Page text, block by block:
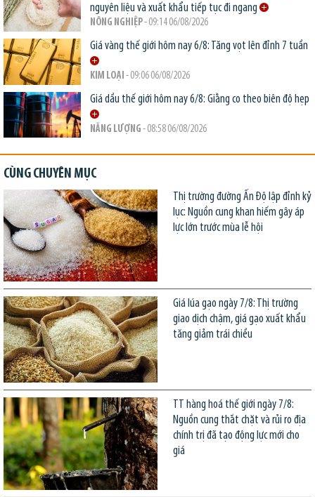
nguyên liệu và xuất khẩu tiếp tục đi ngang
NÔNG NGHIỆP- 09:14 06/08/2026
Giá vàng thế giới hôm nay 6/8: Tăng vọt lên đỉnh 7 tuần
KIM LOẠI - 09:06 06/08/2026
Giá dầu thế giới hôm nay 6/8: Giằng co theo biên độ hẹp
NĂNG LƯỢNG - 08:58 06/08/2026
CÙNG CHUYÊN MỤC
Thị trường đường Ấn Độ lập đỉnh kỷ
lục: Nguồn cung khan hiếm gây áp
lực lớn trước mùa lễ hội
Giá lúa gạo ngày 7/8: Thị trường
giao dịch chậm, giá gạo xuất khẩu
tăng giảm trái chiều
TT hàng hoá thế giới ngày 7/8:
Nguồn cung thắt chặt và rủi ro địa
chính trị đã tạo động lực mới cho
giá